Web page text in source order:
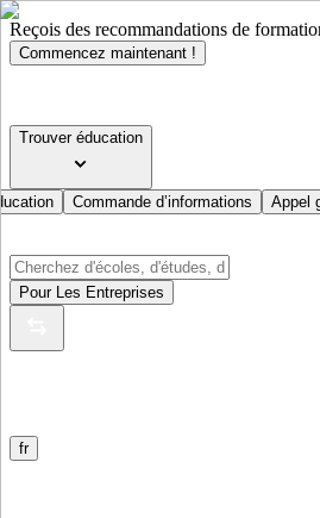
Reçois des recommandations de
Commencez maintenant !
Trouver éducation
Commande d’informations Appel
Pour Les Entreprises
fr